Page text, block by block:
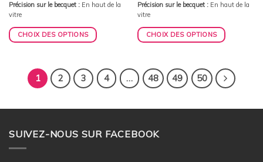
Précision sur le becquet :En haut de la
vitre
CHOIX DES OPTIONS
Précision sur le becquet :En haut de la
vitre
CHOIX DES OPTIONS
1 2 3 4 … 48 49 50
SUIVEZ-NOUS SUR FACEBOOK